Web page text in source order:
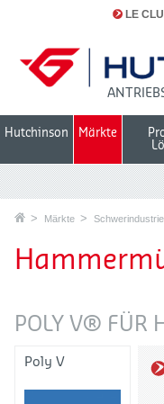
LE
Hutchinson Märkte
Märkte Schwerindustrie
POLY V® FÜR
Poly V